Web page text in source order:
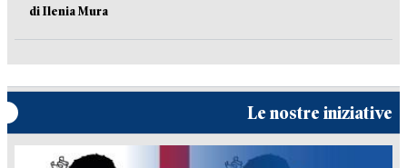
di Ilenia Mura
Le nostre iniziative